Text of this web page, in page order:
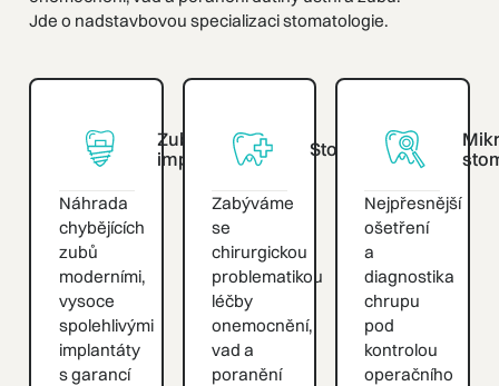
Jde o nadstavbovou specializaci stomatologie.
Zubní
implantáty
Náhrada
chybějících
zubů
moderními,
vysoce
spolehlivými
implantáty
s garancí
Stomatochirurgie
Zabýváme
se
chirurgickou
problematikou
léčby
onemocnění,
vad a
poranění
Nejpřesnější
ošetření
a
diagnostika
chrupu
pod
kontrolou
operačního